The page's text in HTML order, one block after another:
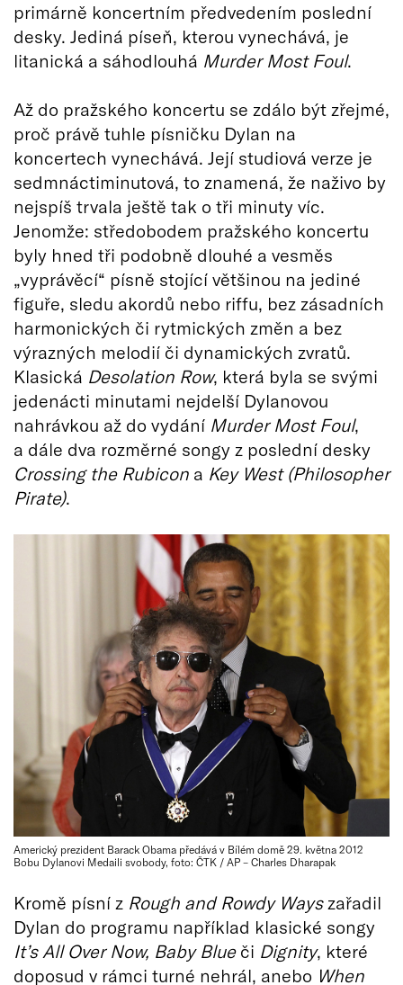
primárně koncertním předvedením poslední
desky. Jediná píseň, kterou vynechává, je
litanická a sáhodlouhá Murder Most Foul.
Až do pražského koncertu se zdálo být zřejmé,
proč právě tuhle písničku Dylan na
koncertech vynechává. Její studiová verze je
sedmnáctiminutová, to znamená, že naživo by
nejspíš trvala ještě tak o tři minuty víc.
Jenomže: středobodem pražského koncertu
byly hned tři podobně dlouhé a vesměs
„vyprávěcí“ písně stojící většinou na jediné
figuře, sledu akordů nebo riffu, bez zásadních
harmonických či rytmických změn a bez
výrazných melodií či dynamických zvratů.
Klasická Desolation Row, která byla se svými
jedenácti minutami nejdelší Dylanovou
nahrávkou až do vydání Murder Most Foul,
a dále dva rozměrné songy z poslední desky
Crossing the Rubicon a Key West (Philosopher
Pirate).
Americký prezident Barack Obama předává v Bílém domě 29. května 2012
Bobu Dylanovi Medaili svobody, foto: ČTK / AP – Charles Dharapak
Kromě písní z Rough and Rowdy Wayszařadil
Dylan do programu například klasické songy
It’s All Over Now, Baby Blueči Dignity, které
doposud v rámci turné nehrál, anebo When